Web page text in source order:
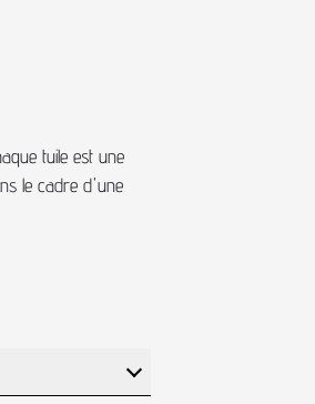
tuile est une
le cadre d'une